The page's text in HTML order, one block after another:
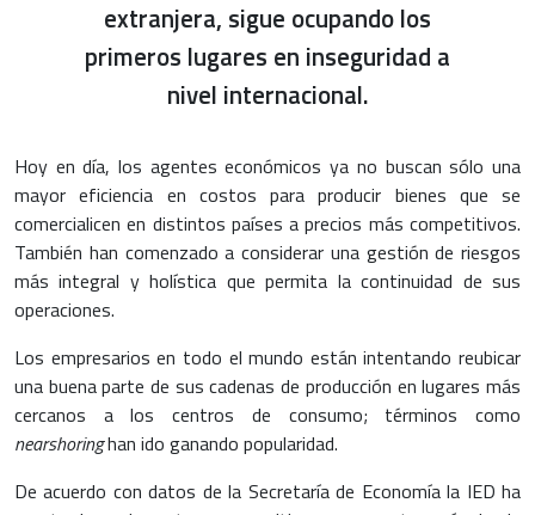
extranjera, sigue ocupando los
primeros lugares en inseguridad a
nivel internacional.
Hoy en día, los agentes económicos ya no buscan sólo una
mayor eficiencia en costos para producir bienes que se
comercialicen en distintos países a precios más competitivos.
También han comenzado a considerar una gestión de riesgos
más integral y holística que permita la continuidad de sus
operaciones.
Los empresarios en todo el mundo están intentando reubicar
una buena parte de sus cadenas de producción en lugares más
cercanos a los centros de consumo; términos como
nearshoringhan ido ganando popularidad.
De acuerdo con datos de la Secretaría de Economía la IED ha